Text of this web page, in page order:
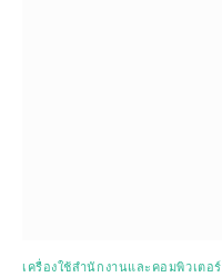
เครื่องใช้สำนักงานและคอมพิวเตอร์